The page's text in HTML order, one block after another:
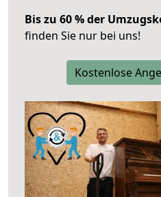
Bis zu 60 % der
finden Sie nur bei uns!
Kostenlose